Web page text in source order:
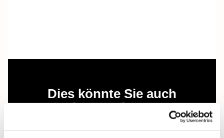
Dies könnte Sie auch
interessieren